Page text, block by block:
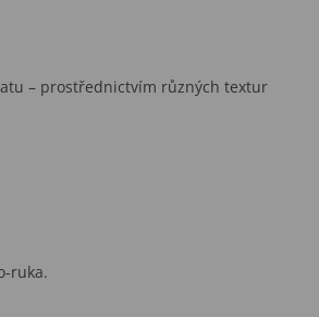
– prostřednictvím různých textur
ruka.